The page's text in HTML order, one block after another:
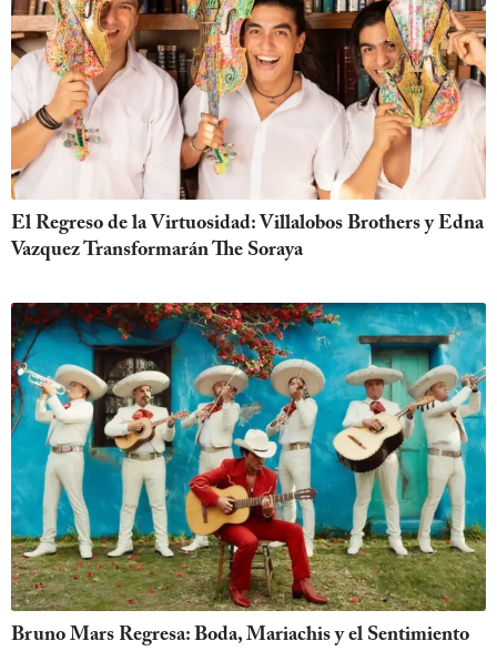
El Regreso de la Virtuosidad: Villalobos Brothers y Edna
Vazquez Transformarán The Soraya
Bruno Mars Regresa: Boda, Mariachis y el Sentimiento